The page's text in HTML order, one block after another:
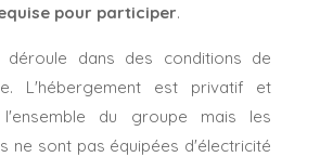
pour participer.
dans des conditions de
L'hébergement est privatif et
du groupe mais les
ne sont pas équipées d'électricité